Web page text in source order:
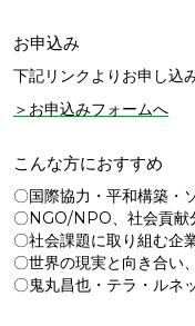
お申込み
下記リンクよりお申し込
＞お申込みフォームへ
こんな方におすすめ
〇国際協力・平和構築・
〇NGO/NPO、社会貢献
〇社会課題に取り組む企
〇世界の現実と向き合い
〇鬼丸昌也・テラ・ルネ